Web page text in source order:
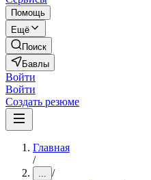
Помощь
Ещё
Поиск
Бавлы
Войти
Войти
Создать резюме
Главная
/
... /